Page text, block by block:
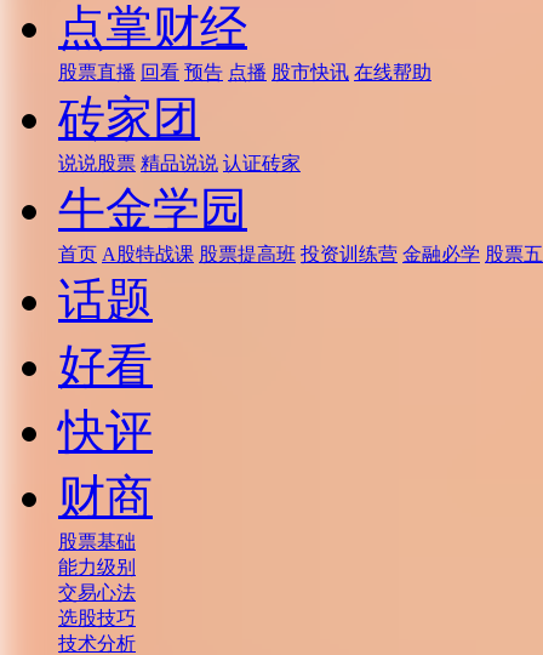
点掌财经
股票直播 回看 预告 点播 股市快讯 在线帮助
砖家团
说说股票 精品说说 认证砖家
牛金学园
首页 A股特战课 股票提高班 投资训练营 金融必学 股票
话题
好看
快评
财商
股票基础
能力级别
交易心法
选股技巧
技术分析